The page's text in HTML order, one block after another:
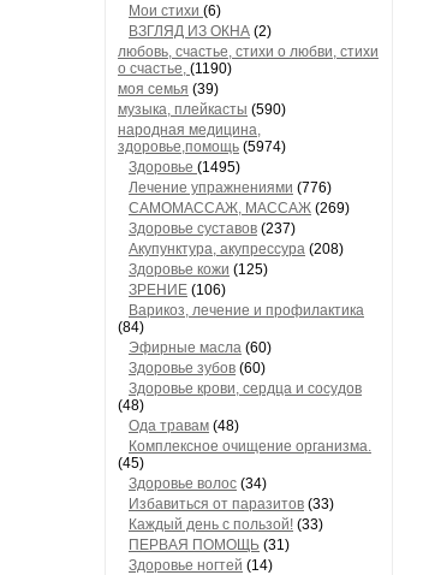
Мои стихи (6)
ВЗГЛЯД ИЗ ОКНА (2)
любовь, счастье, стихи о любви, стихи
о счастье, (1190)
моя семья (39)
музыка, плейкасты (590)
народная медицина,
здоровье,помощь (5974)
Здоровье (1495)
Лечение упражнениями (776)
САМОМАССАЖ, МАССАЖ (269)
Здоровье суставов (237)
Акупунктура, акупрессура (208)
Здоровье кожи (125)
ЗРЕНИЕ (106)
Варикоз, лечение и профилактика
(84)
Эфирные масла (60)
Здоровье зубов (60)
Здоровье крови, сердца и сосудов
(48)
Ода травам (48)
Комплексное очищение организма.
(45)
Здоровье волос (34)
Избавиться от паразитов (33)
Каждый день с пользой! (33)
ПЕРВАЯ ПОМОЩЬ (31)
Здоровье ногтей (14)